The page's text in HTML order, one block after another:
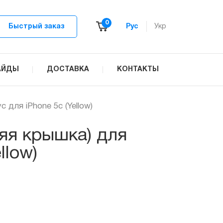
Быстрый заказ
0
Рус Укр
ДОСТАВКА КОНТАКТЫ
для iPhone 5c (Yellow)
крышка) для